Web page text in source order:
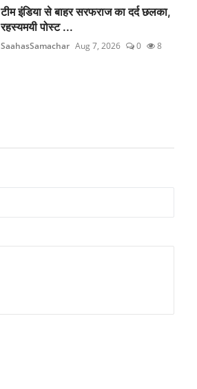
टीम इंडिया से बाहर सरफराज का दर्द छलका,
रहस्यमयी पोस्ट ...
SaahasSamachar Aug 7, 2026 0 8